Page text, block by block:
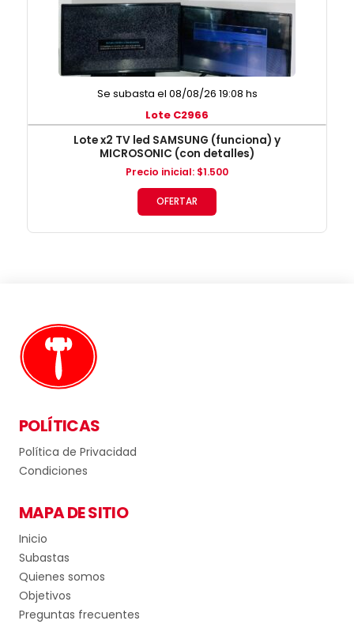
Se subasta el 08/08/26 19:08 hs
Lote C2966
Lote x2 TV led SAMSUNG (funciona) y
MICROSONIC (con detalles)
Precio inicial: $1.500
OFERTAR
POLÍTICAS
Política de Privacidad
Condiciones
MAPA DE SITIO
Inicio
Subastas
Quienes somos
Objetivos
Preguntas frecuentes